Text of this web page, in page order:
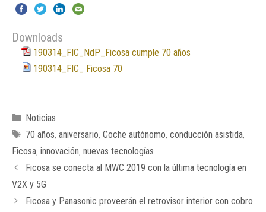
Downloads
190314_FIC_NdP_Ficosa cumple 70 años
190314_FIC_ Ficosa 70
Categorías
Noticias
Etiquetas
70 años, aniversario, Coche autónomo, conducción asistida,
Ficosa, innovación, nuevas tecnologías
Ficosa se conecta al MWC 2019 con la última tecnología en
V2X y 5G
Ficosa y Panasonic proveerán el retrovisor interior con cobro